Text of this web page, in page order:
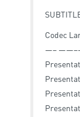
Codec
—–